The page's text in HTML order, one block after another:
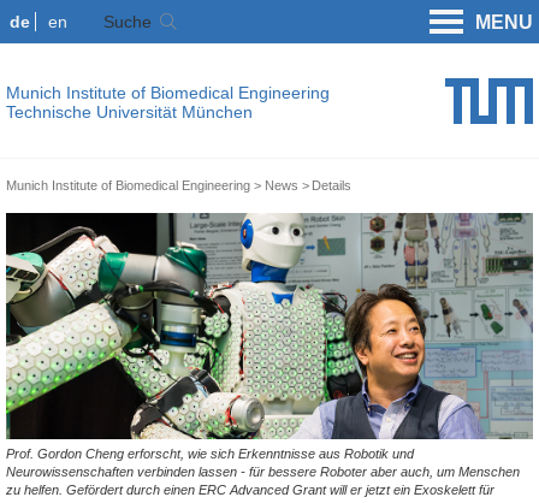
de en Suche MENU
Munich Institute of Biomedical Engineering
Technische Universität München
Munich Institute of Biomedical Engineering News Details
Prof. Gordon Cheng erforscht, wie sich Erkenntnisse aus Robotik und
Neurowissenschaften verbinden lassen - für bessere Roboter aber auch, um Menschen
zu helfen. Gefördert durch einen ERC Advanced Grant will er jetzt ein Exoskelett für